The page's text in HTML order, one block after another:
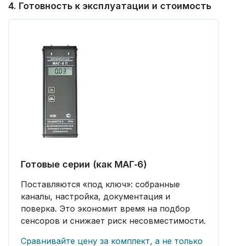
4. Готовность к эксплуатации и стоимость
Готовые серии (как МАГ‑6)
Поставляются «под ключ»: собранные
каналы, настройка, документация и
поверка. Это экономит время на подбор
сенсоров и снижает риск несовместимости.
Сравнивайте цену за комплект, а не только